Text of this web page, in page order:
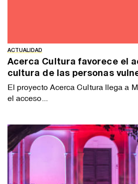
ACTUALIDAD
Acerca Cultura favorece el
cultura de las personas
El proyecto Acerca Cultura llega a
el acceso...